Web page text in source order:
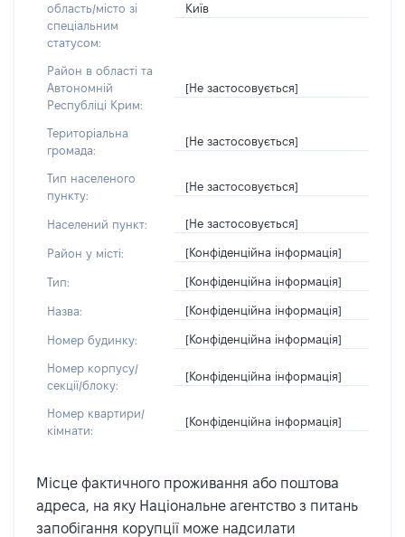
область/місто зі
спеціальним
статусом:
Київ
Район в області та
Автономній
Республіці Крим:
[Не застосовується]
Територіальна
громада:
[Не застосовується]
Тип населеного
пункту:
[Не застосовується]
Населений пункт: [Не застосовується]
Район у місті: [Конфіденційна інформація]
Тип: [Конфіденційна інформація]
Назва: [Конфіденційна інформація]
Номер будинку: [Конфіденційна інформація]
Номер корпусу/
секції/блоку:
[Конфіденційна інформація]
Номер квартири/
кімнати:
[Конфіденційна інформація]
Місце фактичного проживання або поштова
адреса, на яку Національне агентство з питань
запобігання корупції може надсилати